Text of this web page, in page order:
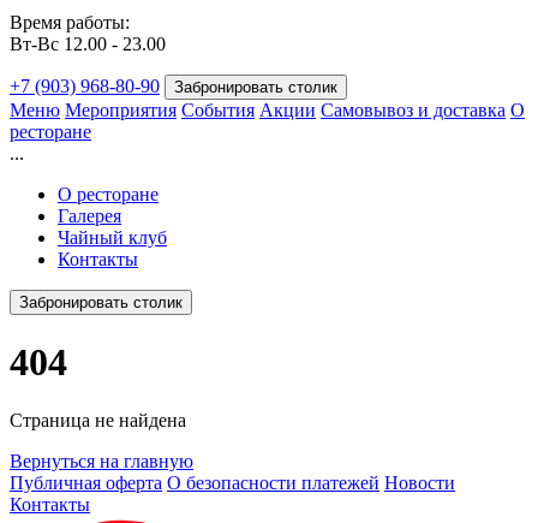
Время работы:
Вт-Вс 12.00 - 23.00
+7 (903) 968-80-90 Забронировать столик
Меню Мероприятия События Акции Самовывоз и доставка О
ресторане
...
О ресторане
Галерея
Чайный клуб
Контакты
Забронировать столик
404
Страница не найдена
Вернуться на главную
Публичная оферта О безопасности платежей Новости
Контакты